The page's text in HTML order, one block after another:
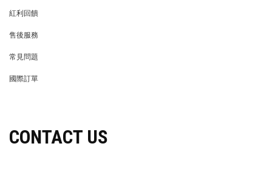
紅利回饋
售後服務
常見問題
國際訂單
CONTACT US